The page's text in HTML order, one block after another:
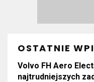
OSTATNIE
Volvo FH Aero
najtrudniejszych